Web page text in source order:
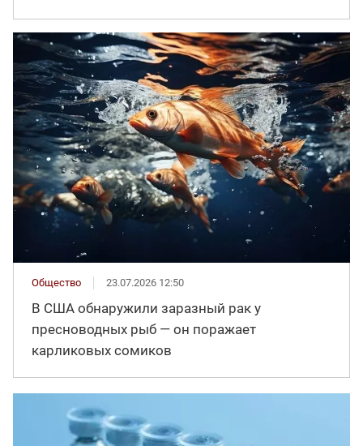
Общество 23.07.2026 12:50
В США обнаружили заразный рак у
пресноводных рыб — он поражает
карликовых сомиков